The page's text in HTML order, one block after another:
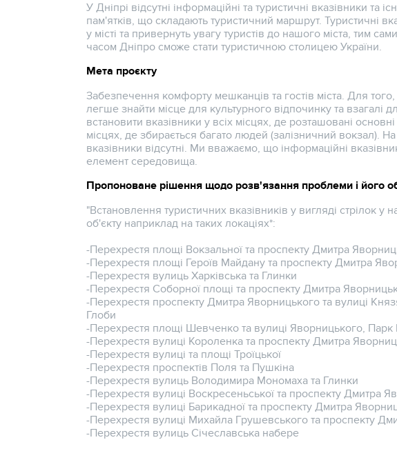
У Дніпрі відсутні інформаційні та туристичні вказівники та
пам'ятків, що складають туристичний маршрут. Туристичні
у місті та привернуть увагу туристів до нашого міста, тим
часом Дніпро сможе стати туристичною столицею України.
Мета проєкту
Забезпечення комфорту мешканців та гостів міста. Для
легше знайти місце для культурного відпочинку та взагалі
встановити вказівники у всіх місцях, де розташовані
місцях, де збирається багато людей (залізничний вокзал). На
вказівники відсутні. Ми вважаємо, що інформаційні
елемент середовища.
Пропоноване рішення щодо розв'язання проблеми і його
"Встановлення туристичних вказівників у вигляді стрілок
об'єкту наприклад на таких локаціях*:
-Перехрестя площі Вокзальної та проспекту Дмитра
-Перехрестя площі Героїв Майдану та проспекту Дмитра
-Перехрестя вулиць Харківська та Глинки
-Перехрестя Соборної площі та проспекту Дмитра
-Перехрестя проспекту Дмитра Яворницького та вулиці
Глоби
-Перехрестя площі Шевченко та вулиці Яворницького,
-Перехрестя вулиці Короленка та проспекту Дмитра
-Перехрестя вулиці та площі Троїцької
-Перехрестя проспектів Поля та Пушкіна
-Перехрестя вулиць Володимира Мономаха та Глинки
-Перехрестя вулиці Воскресеньської та проспекту Дмитра
-Перехрестя вулиці Барикадної та проспекту Дмитра
-Перехрестя вулиці Михайла Грушевського та проспекту
-Перехрестя вулиць Січеславська набере